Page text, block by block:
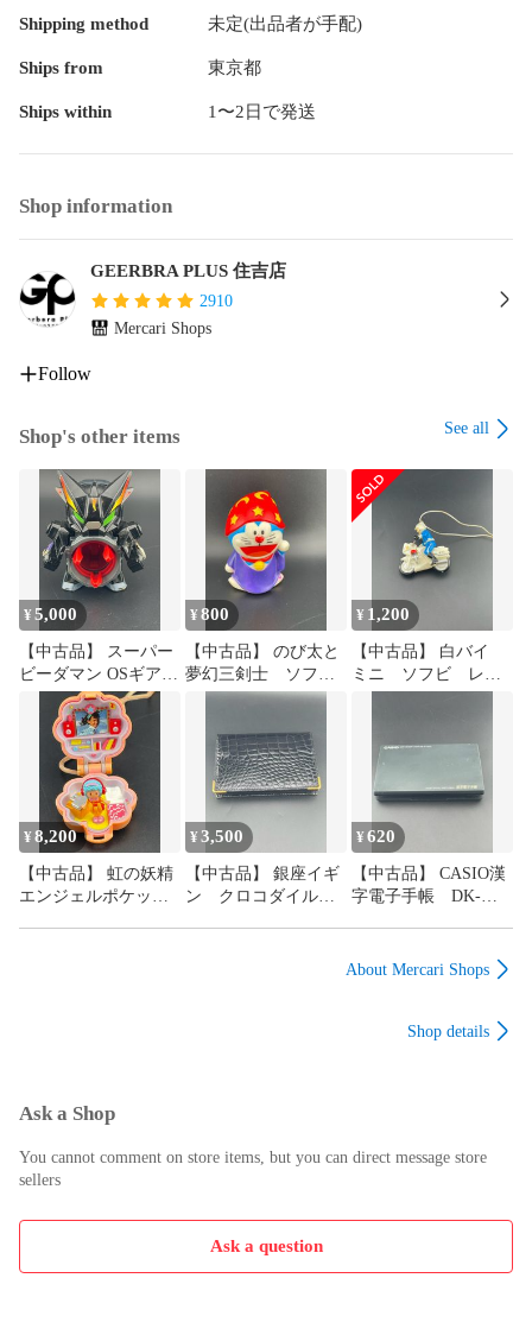
A−
目立ちにくいキズが1〜2カ所
目立ちにくいキズが2〜3ヵ所
Dランク
目立つキズが多い
ジャンク品など
Shipping method 未定(出品者が手配)
Ships from 東京都
Ships within 1〜2日で発送
Shop information
GEERBRA PLUS 住吉店
2910
Mercari Shops
Follow
Shop's other items See all
¥5,000
【中古品】 スーパー
ビーダマン OSギア
伊集院スペシャル ケ
ーニッヒケルベロス
¥800
【中古品】 のび太と
夢幻三剣士 ソフビ
ミニ 貯金箱 ドラ
¥ 1,200
【中古品】 白バイ
ミニ ソフビ レト
ロ 紐付き
¥8,200
【中古品】 虹の妖精
エンジェルポケット
¥3,500
【中古品】 銀座イギ
ン クロコダイル
¥620
【中古品】 CASIO漢
字電子手帳 DK-
About Mercari Shops
Shop details
Ask a Shop
You cannot comment on store items, but you can direct message store
sellers
Ask a question